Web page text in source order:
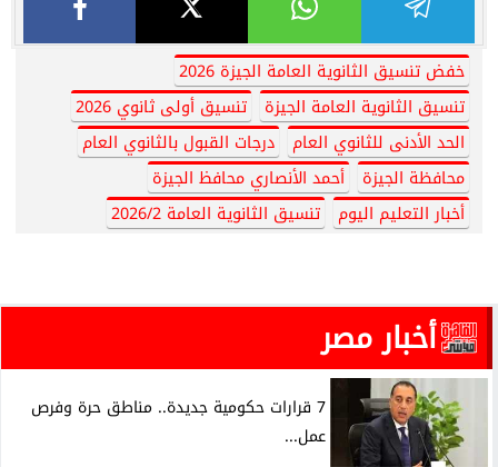
خفض تنسيق الثانوية العامة الجيزة 2026
تنسيق الثانوية العامة الجيزة
تنسيق أولى ثانوي 2026
الحد الأدنى للثانوي العام
درجات القبول بالثانوي العام
محافظة الجيزة
أحمد الأنصاري محافظ الجيزة
أخبار التعليم اليوم
تنسيق الثانوية العامة 2026/2
أخبار مصر
7 قرارات حكومية جديدة.. مناطق حرة وفرص
عمل...